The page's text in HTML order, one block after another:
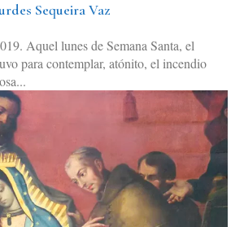
Sequeira Vaz
Aquel lunes de Semana Santa, el
para contemplar, atónito, el incendio